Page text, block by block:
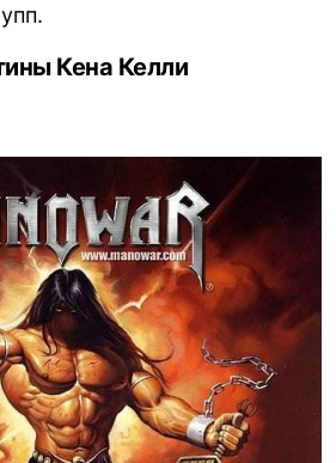
Кена Келли